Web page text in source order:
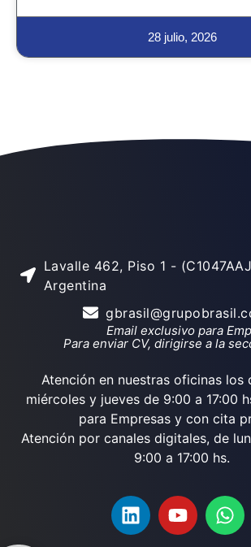
28 julio, 2026
Lavalle 462, Piso 1 -
Argentina
Email exclusivo para
Para enviar CV, dirigirse a la
Atención en nuestras oficinas los
miércoles y jueves de 9:00 a 17:00
para Empresas y con cita
Atención por canales digitales, de
9:00 a 17:00 hs.